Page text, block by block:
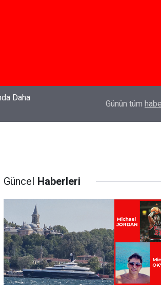
Özlem Drahyalı
Günün tüm
Güncel Haberleri